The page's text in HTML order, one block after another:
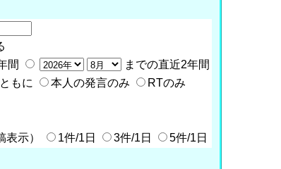
間
までの直近2年間
もに 本人の発言のみ
RTのみ
示） 1件/1日 3件/1日 5件/1日